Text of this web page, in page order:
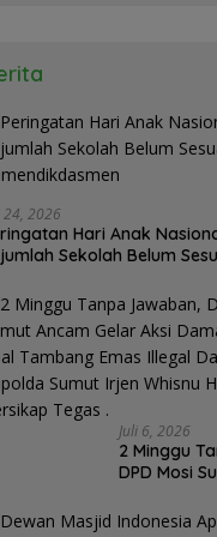
24, 2026
Hari Anak
Sekolah Belum
Juli 6, 2026
2 Minggu
DPD Mosi
Mapolda